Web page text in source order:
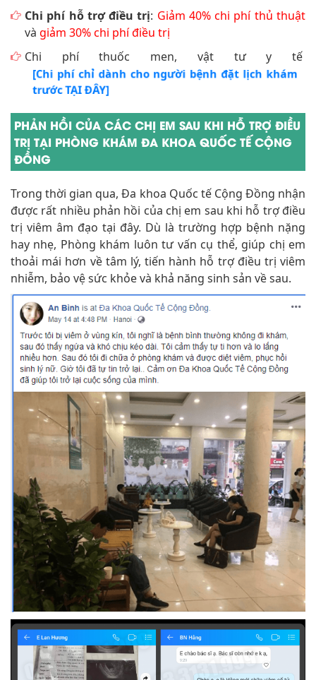
Chi phí hỗ trợ điều trị: Giảm 40% chi phí thủ thuật
và giảm 30% chi phí điều trị
Chi phí thuốc men, vật tư y tế
[Chi phí chỉ dành cho người bệnh đặt lịch khám
trước TẠI ĐÂY]
PHẢN HỒI CỦA CÁC CHỊ EM SAU KHI HỖ TRỢ ĐIỀU
TRỊ TẠI PHÒNG KHÁM ĐA KHOA QUỐC TẾ CỘNG
ĐỒNG
Trong thời gian qua, Đa khoa Quốc tế Cộng Đồng nhận
được rất nhiều phản hồi của chị em sau khi hỗ trợ điều
trị viêm âm đạo tại đây. Dù là trường hợp bệnh nặng
hay nhẹ, Phòng khám luôn tư vấn cụ thể, giúp chị em
thoải mái hơn về tâm lý, tiến hành hỗ trợ điều trị viêm
nhiễm, bảo vệ sức khỏe và khả năng sinh sản về sau.